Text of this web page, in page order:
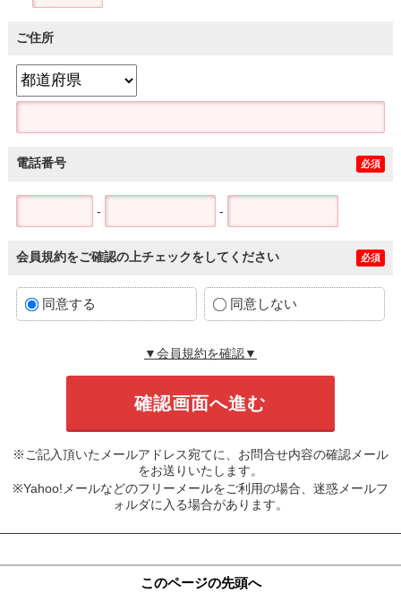
ご住所
電話番号 必須
- -
会員規約をご確認の上チェックをしてください 必須
同意する 同意しない
▼会員規約を確認▼
※ご記入頂いたメールアドレス宛てに、お問合せ内容の確認メール
をお送りいたします。
※Yahoo!メールなどのフリーメールをご利用の場合、迷惑メールフ
ォルダに入る場合があります。
このページの先頭へ